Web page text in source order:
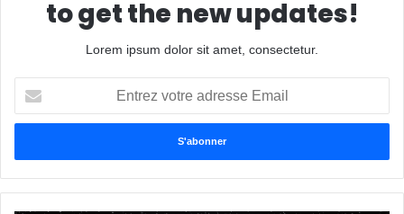
to get the new updates!
Lorem ipsum dolor sit amet, consectetur.
votre
adresse